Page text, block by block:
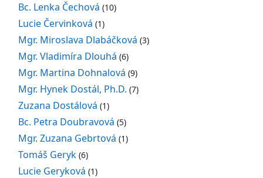
Bc. Lenka Čechová (10)
Lucie Červinková (1)
Mgr. Miroslava Dlabáčková (3)
Mgr. Vladimíra Dlouhá (6)
Mgr. Martina Dohnalová (9)
Mgr. Hynek Dostál, Ph.D. (7)
Zuzana Dostálová (1)
Bc. Petra Doubravová (5)
Mgr. Zuzana Gebrtová (1)
Tomáš Geryk (6)
Lucie Geryková (1)